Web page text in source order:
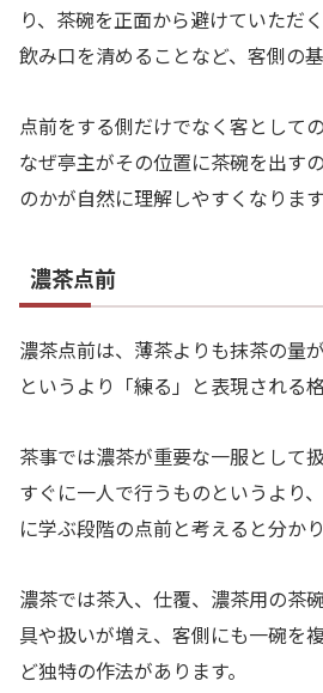
り、茶碗を正面から避けていただ
飲み口を清めることなど、客側の基
点前をする側だけでなく客として
なぜ亭主がその位置に茶碗を出す
のかが自然に理解しやすくなります
濃茶点前
濃茶点前は、薄茶よりも抹茶の量
というより「練る」と表現される
茶事では濃茶が重要な一服として
すぐに一人で行うものというより
に学ぶ段階の点前と考えると分か
濃茶では茶入、仕覆、濃茶用の茶
具や扱いが増え、客側にも一碗を
ど独特の作法があります。